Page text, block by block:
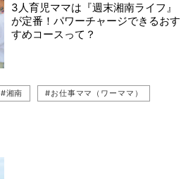
3人育児ママは『週末湘南ライフ』
が定番！パワーチャージできるおす
すめコースって？
#湘南 #お仕事ママ（ワーママ）